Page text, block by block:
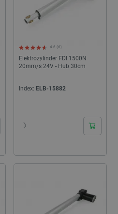
Elektrozylinder FDI 1500N
20mm/s 24V - Hub 30cm
4.6 (6)
Index: ELB-15882